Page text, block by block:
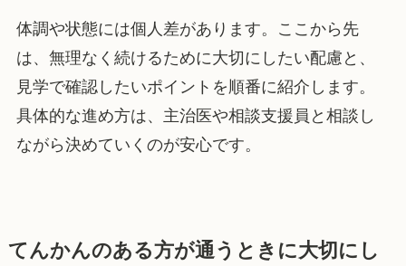
体調や状態には個人差があります。ここから先
は、無理なく続けるために大切にしたい配慮と、
見学で確認したいポイントを順番に紹介します。
具体的な進め方は、主治医や相談支援員と相談し
ながら決めていくのが安心です。
てんかんのある方が通うときに大切にし